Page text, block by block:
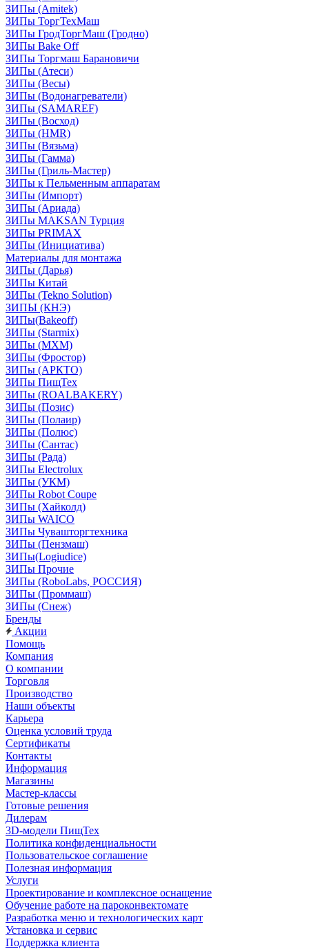
ЗИПы (Amitek)
ЗИПы ТоргТехМаш
ЗИПы ГродТоргМаш (Гродно)
ЗИПы Bake Off
ЗИПы Торгмаш Барановичи
ЗИПы (Атеси)
ЗИПы (Весы)
ЗИПы (Водонагреватели)
ЗИПы (SAMAREF)
ЗИПы (Восход)
ЗИПы (HMR)
ЗИПы (Вязьма)
ЗИПы (Гамма)
ЗИПы (Гриль-Мастер)
ЗИПы к Пельменным аппаратам
ЗИПы (Импорт)
ЗИПы (Ариада)
ЗИПы MAKSAN Турция
ЗИПы PRIMAX
ЗИПы (Инициатива)
Материалы для монтажа
ЗИПы (Дарья)
ЗИПы Китай
ЗИПы (Tekno Solution)
ЗИПЫ (КНЭ)
ЗИПы(Bakeoff)
ЗИПы (Starmix)
ЗИПы (МХМ)
ЗИПы (Фростор)
ЗИПы (АРКТО)
ЗИПы ПищТех
ЗИПы (ROALBAKERY)
ЗИПы (Позис)
ЗИПы (Полаир)
ЗИПы (Полюс)
ЗИПы (Сантас)
ЗИПы (Рада)
ЗИПы Electrolux
ЗИПы (УКМ)
ЗИПы Robot Coupe
ЗИПы (Хайколд)
ЗИПы WAICO
ЗИПы Чувашторгтехника
ЗИПы (Пензмаш)
ЗИПы(Logiudice)
ЗИПы Прочие
ЗИПы (RoboLabs, РОССИЯ)
ЗИПы (Проммаш)
ЗИПы (Снеж)
Бренды
Акции
Помощь
Компания
О компании
Торговля
Производство
Наши объекты
Карьера
Оценка условий труда
Сертификаты
Контакты
Информация
Магазины
Мастер-классы
Готовые решения
Дилерам
3D-модели ПищТех
Политика конфиденциальности
Пользовательское соглашение
Полезная информация
Услуги
Проектирование и комплексное оснащение
Обучение работе на пароконвектомате
Разработка меню и технологических карт
Установка и сервис
Поддержка клиента